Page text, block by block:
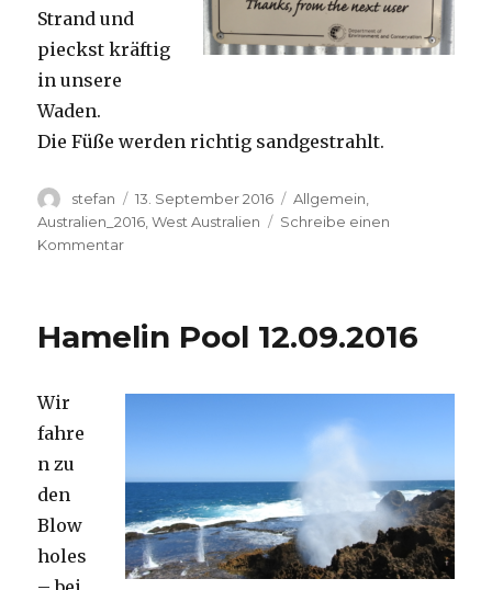
Strand und
pieckst kräftig
in unsere
Waden.
Die Füße werden richtig sandgestrahlt.
Autor
stefan
Veröffentlicht
am
13. September 2016 Kategorien
Allgemein
Australien_2016 ,West Australien
Schreibe einen
Kommentarzu
Hamelin Pool 12.09.2016
Wir
fahre
n zu
den
Blow
holes